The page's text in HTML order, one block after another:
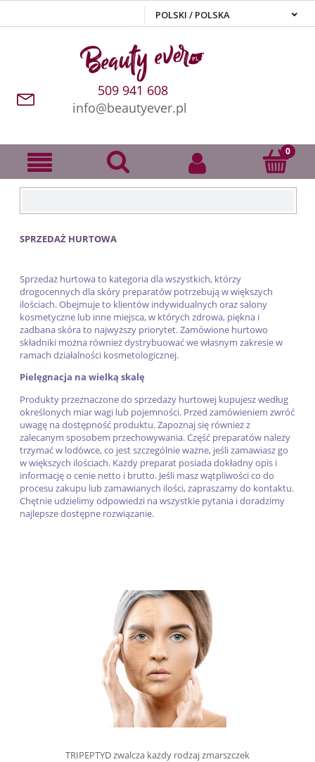
509 941 608
info@beautyever.pl
SPRZEDAŻ HURTOWA
Sprzedaż hurtowa to kategoria dla wszystkich, którzy
drogocennych dla skóry preparatów potrzebują w większych
ilościach. Obejmuje to klientów indywidualnych oraz salony
kosmetyczne lub inne miejsca, w których zdrowa, piękna i
zadbana skóra to najwyższy priorytet. Zamówione hurtowo
składniki można również dystrybuować we własnym zakresie w
ramach działalności kosmetologicznej.
Pielęgnacja na wielką skalę
Produkty przeznaczone do sprzedaży hurtowej kupujesz według
określonych miar wagi lub pojemności. Przed zamówieniem zwróć
uwagę na dostępność produktu. Zapoznaj się również z
zalecanym sposobem przechowywania. Część preparatów należy
trzymać w lodówce, co jest szczególnie ważne, jeśli zamawiasz go
w większych ilościach. Każdy preparat posiada dokładny opis i
informację o cenie netto i brutto. Jeśli masz wątpliwości co do
procesu zakupu lub zamawianych ilości, zapraszamy do kontaktu.
Chętnie udzielimy odpowiedzi na wszystkie pytania i doradzimy
najlepsze dostępne rozwiązanie.
TRIPEPTYD zwalcza każdy rodzaj zmarszczek